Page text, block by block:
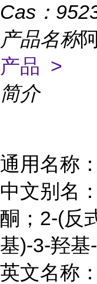
Cas：
产品名称
产品 >
简介
通用名称
中文别名
酮；2-(反
基)-3-羟基
英文名称